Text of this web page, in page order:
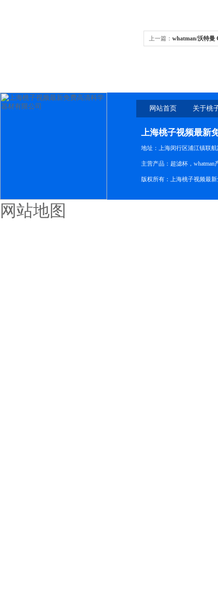
上一篇： whatman/沃特曼
网站首页 关于桃
新免
上海桃子视频最新
地址：上海闵行区浦江镇联航
主营产品：超滤杯，
版权所有：上海桃子视频最
网站地图